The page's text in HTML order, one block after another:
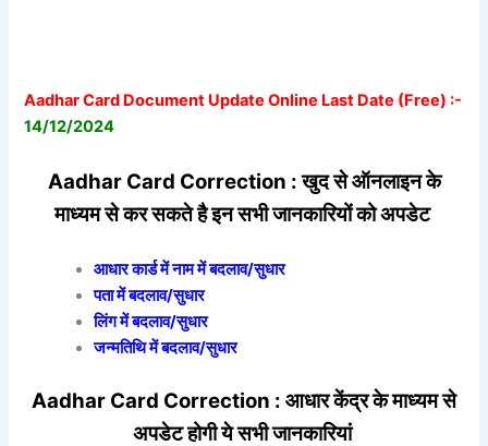
Aadhar Card Document Update Online Last Date (Free) :-
14/12/2024
Aadhar Card Correction : खुद से ऑनलाइन के
माध्यम से कर सकते है इन सभी जानकारियों को अपडेट
आधार कार्ड में नाम में बदलाव/सुधार
पता में बदलाव/सुधार
लिंग में बदलाव/सुधार
जन्मतिथि में बदलाव/सुधार
Aadhar Card Correction : आधार केंद्र के माध्यम से
अपडेट होगी ये सभी जानकारियां